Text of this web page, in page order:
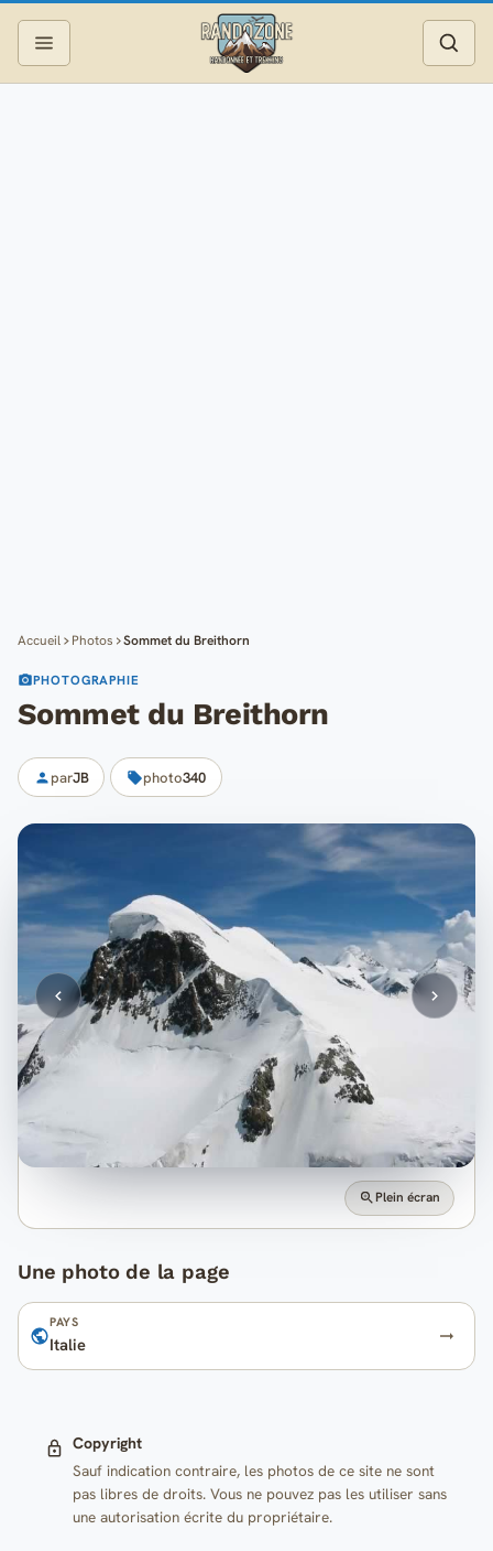
Accueil Photos Sommet du Breithorn
PHOTOGRAPHIE
Sommet du Breithorn
parJB photo340
Plein écran
Une photo de la page
PAYS
Italie
Copyright
Sauf indication contraire, les photos de ce site ne sont
pas libres de droits. Vous ne pouvez pas les utiliser sans
une autorisation écrite du propriétaire.